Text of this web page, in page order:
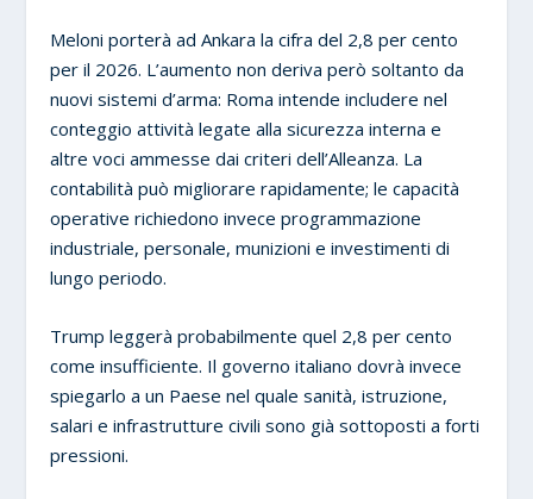
Meloni porterà ad Ankara la cifra del 2,8 per cento
per il 2026. L’aumento non deriva però soltanto da
nuovi sistemi d’arma: Roma intende includere nel
conteggio attività legate alla sicurezza interna e
altre voci ammesse dai criteri dell’Alleanza. La
contabilità può migliorare rapidamente; le capacità
operative richiedono invece programmazione
industriale, personale, munizioni e investimenti di
lungo periodo.
Trump leggerà probabilmente quel 2,8 per cento
come insufficiente. Il governo italiano dovrà invece
spiegarlo a un Paese nel quale sanità, istruzione,
salari e infrastrutture civili sono già sottoposti a forti
pressioni.